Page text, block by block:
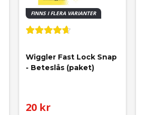
FINNS I FLERA VARIANTER
Wiggler Fast Lock Snap
- Beteslås (paket)
20 kr